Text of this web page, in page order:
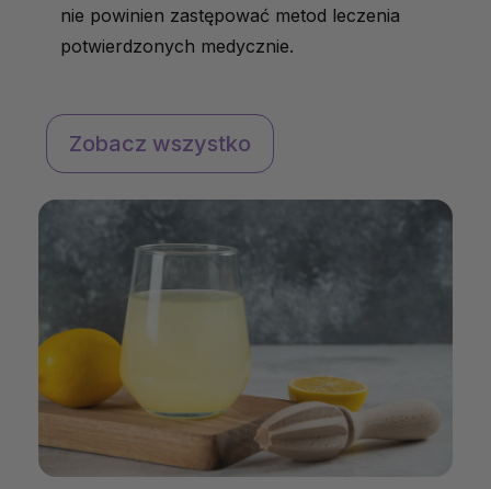
nie powinien zastępować metod leczenia
potwierdzonych medycznie.
Zobacz wszystko